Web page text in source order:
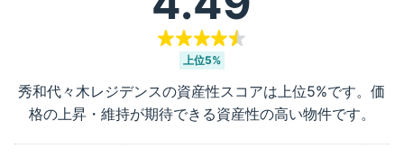
上位5%
秀和代々木レジデンスの資産性スコアは上位5%です。価
格の上昇・維持が期待できる資産性の高い物件です。